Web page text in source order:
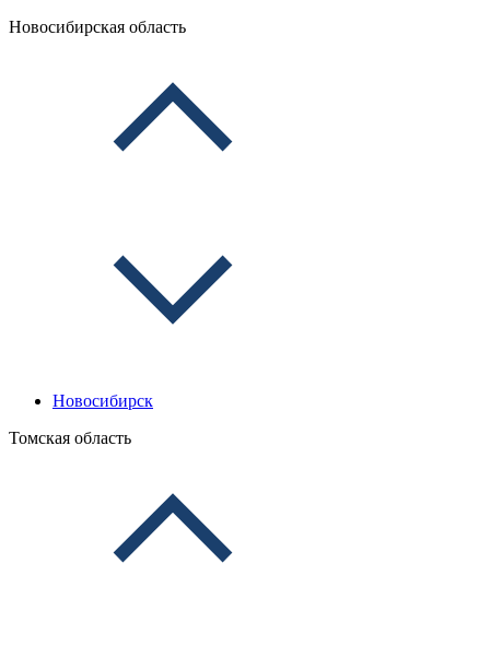
Новосибирская область
Новосибирск
Томская область